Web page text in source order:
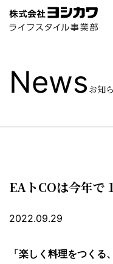
News お知
EAトCOは今年で
2022.09.29
「楽しく料理をつくる